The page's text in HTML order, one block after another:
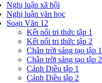
Nghị luận xã hội
Nghị luận văn học
Soạn Văn 12
Kết nối tri thức tập 1
Kết nối tri thức tập 2
Chân trời sáng tạo tập 1
Chân trời sáng tạo tập 2
Cánh Diều tập 1
Cánh Diều tập 2